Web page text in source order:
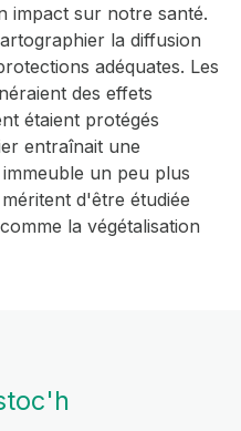
impact sur notre santé.
la diffusion
adéquates. Les
des effets
étaient protégés
entraînait une
un peu plus
d'être étudiée
la végétalisation